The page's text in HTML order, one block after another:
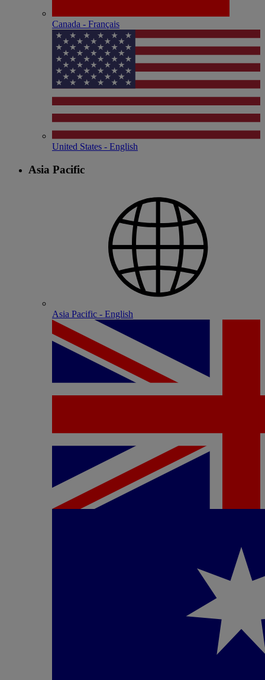
Canada - Français
United States - English
Asia Pacific
Asia Pacific - English